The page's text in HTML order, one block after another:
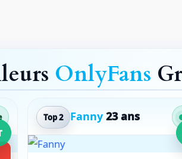
OnlyFans
Top 2 Fanny 23 ans